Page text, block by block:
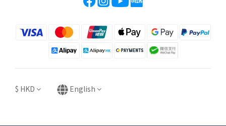
$ HKD English